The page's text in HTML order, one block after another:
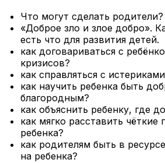
Что могут сделать родители?
«Доброе зло и злое добро».
есть что для развития детей.
как договариваться с
кризисов?
как справляться с
как научить ребенка быть
благородным?
как объяснить ребенку, где
как мягко расставить чёткие
ребенка?
как родителям быть в
на ребенка?